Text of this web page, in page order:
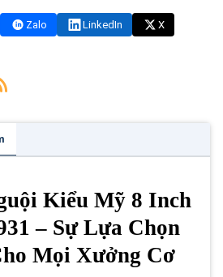
Zalo LinkedIn
X
Kiểu Mỹ 8 Inch
– Sự Lựa Chọn
Mọi Xưởng Cơ